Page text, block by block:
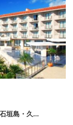
垣島・久...